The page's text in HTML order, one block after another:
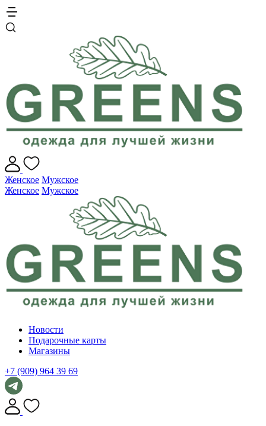
Женское Мужское
Женское Мужское
Новости
Подарочные карты
Магазины
+7 (909) 964 39 69